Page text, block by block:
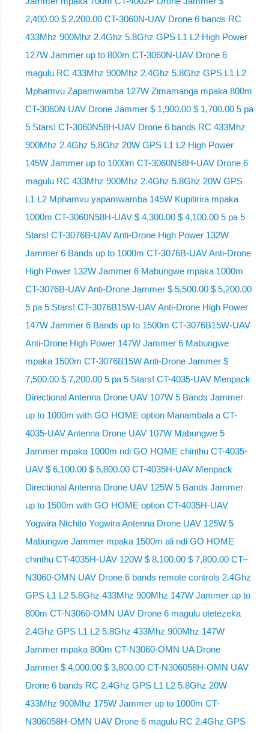
2,400.00 $ 2,200.00 CT-3060N-UAV Drone 6 bands RC
433Mhz 900Mhz 2.4Ghz 5.8Ghz GPS L1 L2 High Power
127W Jammer up to 800m CT-3060N-UAV Drone 6
magulu RC 433Mhz 900Mhz 2.4Ghz 5.8Ghz GPS L1 L2
Mphamvu Zapamwamba 127W Zimamanga mpaka 800m
CT-3060N UAV Drone Jammer $ 1,900.00 $ 1,700.00 5 pa
5 Stars! CT-3060N58H-UAV Drone 6 bands RC 433Mhz
900Mhz 2.4Ghz 5.8Ghz 20W GPS L1 L2 High Power
145W Jammer up to 1000m CT-3060N58H-UAV Drone 6
magulu RC 433Mhz 900Mhz 2.4Ghz 5.8Ghz 20W GPS
L1 L2 Mphamvu yapamwamba 145W Kupitirira mpaka
1000m CT-3060N58H-UAV $ 4,300.00 $ 4,100.00 5 pa 5
Stars! CT-3076B-UAV Anti-Drone High Power 132W
Jammer 6 Bands up to 1000m CT-3076B-UAV Anti-Drone
High Power 132W Jammer 6 Mabungwe mpaka 1000m
CT-3076B-UAV Anti-Drone Jammer $ 5,500.00 $ 5,200.00
5 pa 5 Stars! CT-3076B15W-UAV Anti-Drone High Power
147W Jammer 6 Bands up to 1500m CT-3076B15W-UAV
Anti-Drone High Power 147W Jammer 6 Mabungwe
mpaka 1500m CT-3076B15W Anti-Drone Jammer $
7,500.00 $ 7,200.00 5 pa 5 Stars! CT-4035-UAV Menpack
Directional Antenna Drone UAV 107W 5 Bands Jammer
up to 1000m with GO HOME option Manambala a CT-
4035-UAV Antenna Drone UAV 107W Mabungwe 5
Jammer mpaka 1000m ndi GO HOME chinthu CT-4035-
UAV $ 6,100.00 $ 5,800.00 CT-4035H-UAV Menpack
Directional Antenna Drone UAV 125W 5 Bands Jammer
up to 1500m with GO HOME option CT-4035H-UAV
Yogwira Ntchito Yogwira Antenna Drone UAV 125W 5
Mabungwe Jammer mpaka 1500m ali ndi GO HOME
chinthu CT-4035H-UAV 120W $ 8,100.00 $ 7,800.00 CT–
N3060-OMN UAV Drone 6 bands remote controls 2.4Ghz
GPS L1 L2 5.8Ghz 433Mhz 900Mhz 147W Jammer up to
800m CT-N3060-OMN UAV Drone 6 magulu otetezeka
2.4Ghz GPS L1 L2 5.8Ghz 433Mhz 900Mhz 147W
Jammer mpaka 800m CT-N3060-OMN UA Drone
Jammer $ 4,000.00 $ 3,800.00 CT-N306058H-OMN UAV
Drone 6 bands RC 2.4Ghz GPS L1 L2 5.8Ghz 20W
433Mhz 900Mhz 175W Jammer up to 1000m CT-
N306058H-OMN UAV Drone 6 magulu RC 2.4Ghz GPS